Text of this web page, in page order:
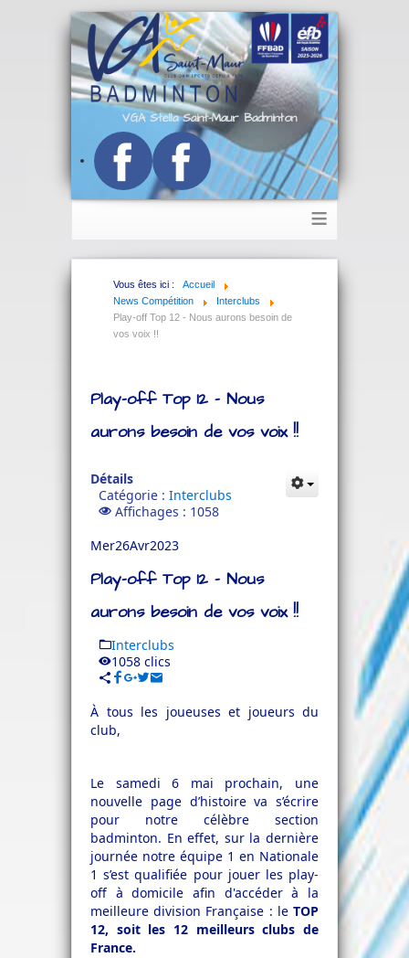
VGA Stella Saint-Maur Badminton
≡
Vous êtes ici :
Accueil
News Compétition
Interclubs
Play-off Top 12 - Nous aurons besoin de
vos voix !!
Play-off Top 12 - Nous
aurons besoin de vos voix !!
Détails
Catégorie : Interclubs
Affichages : 1058
Mer26Avr2023
Play-off Top 12 - Nous
aurons besoin de vos voix !!
Interclubs
1058 clics
À tous les joueuses et joueurs du
club,
Le samedi 6 mai prochain, une
nouvelle page d’histoire va s’écrire
pour notre célèbre section
badminton. En effet, sur la dernière
journée notre équipe 1 en Nationale
1 s’est qualifiée pour jouer les play-
off à domicile afin d'accéder à la
meilleure division Française : le TOP
12, soit les 12 meilleurs clubs de
France.